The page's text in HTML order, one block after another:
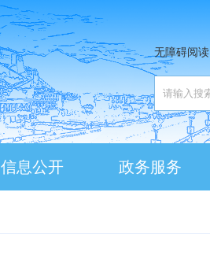
无障碍阅读
信息公开 政务服务